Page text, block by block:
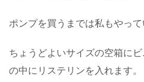
ポンプを買うまでは私もやって
ちょうどよいサイズの空箱に
の中にリステリンを入れます。